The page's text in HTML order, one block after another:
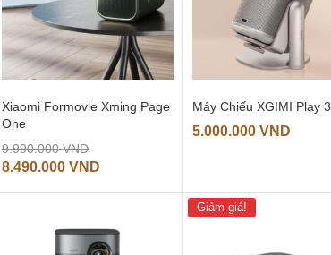
Xiaomi Formovie Xming Page
One
9.990.000VNDGiá
gốc
9.990.000 VND.
8.490.000 VNDGiá
8.490.000 VND.
Máy Chiếu XGIMI Play 3
5.000.000 VND
Giảm giá!